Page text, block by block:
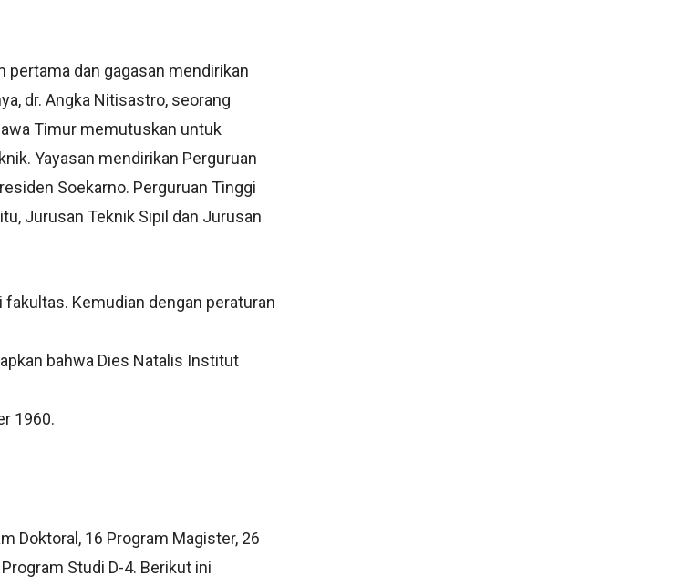
pertama dan gagasan mendirikan
dr. Angka Nitisastro, seorang
Timur memutuskan untuk
Yayasan mendirikan Perguruan
Soekarno. Perguruan Tinggi
Jurusan Teknik Sipil dan Jurusan
Kemudian dengan peraturan
bahwa Dies Natalis Institut
1960.
Doktoral, 16 Program Magister, 26
Studi D-4. Berikut ini